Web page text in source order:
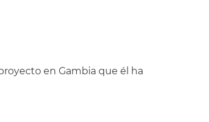
en Gambia que él ha